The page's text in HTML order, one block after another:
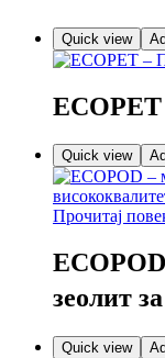
Quick view
Quick view
Прочитај
зеолит
Quick view